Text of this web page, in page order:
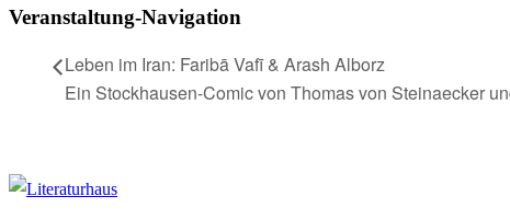
Mail
Veranstaltung-Navigation
Leben im Iran: Faribā Vafī & Arash Alborz
Ein Stockhausen-Comic von Thomas von Steinaecker